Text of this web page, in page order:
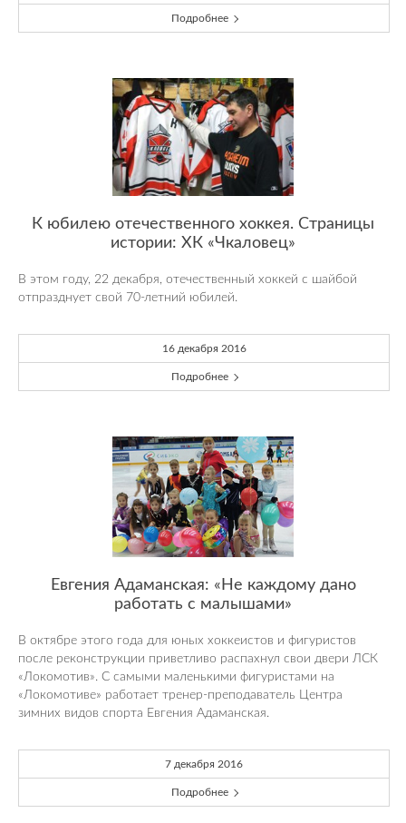
Подробнее
К юбилею отечественного хоккея. Страницы
истории: ХК «Чкаловец»
В этом году, 22 декабря, отечественный хоккей с шайбой
отпразднует свой 70-летний юбилей.
16 декабря 2016
Подробнее
Евгения Адаманская: «Не каждому дано
работать с малышами»
В октябре этого года для юных хоккеистов и фигуристов
после реконструкции приветливо распахнул свои двери ЛСК
«Локомотив». С самыми маленькими фигуристами на
«Локомотиве» работает тренер-преподаватель Центра
зимних видов спорта Евгения Адаманская.
7 декабря 2016
Подробнее